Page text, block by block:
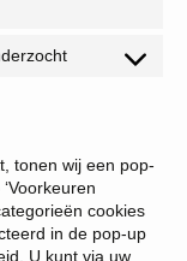
Consent
tonen wij een pop-
cookies
in de pop-up
U kunt via uw